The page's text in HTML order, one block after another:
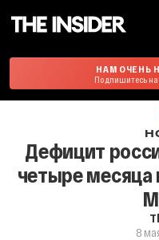
НАМ ОЧЕНЬ
Подпишитесь на
Дефицит
четыре месяца
8